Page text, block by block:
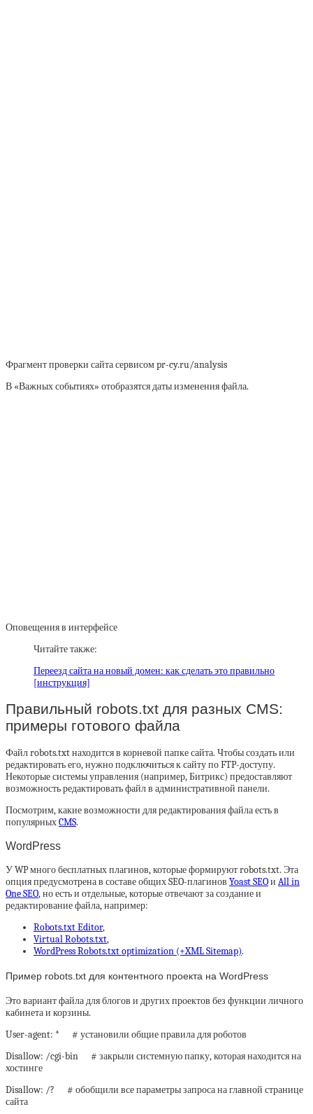
Фрагмент проверки сайта сервисом pr-cy.ru/analysis
В «Важных событиях» отобразятся даты изменения файла.
Оповещения в интерфейсе
Читайте также:
Переезд сайта на новый домен: как сделать это правильно
[инструкция]
Правильный robots.txt для разных CMS:
примеры готового файла
Файл robots.txt находится в корневой папке сайта. Чтобы создать или
редактировать его, нужно подключиться к сайту по FTP-доступу.
Некоторые системы управления (например, Битрикс) предоставляют
возможность редактировать файл в административной панели.
Посмотрим, какие возможности для редактирования файла есть в
популярныхCMS.
WordPress
У WP много бесплатных плагинов, которые формируют robots.txt. Эта
опция предусмотрена в составе общих SEO-плагинов Yoast SEOи All in
One SEO, но есть и отдельные, которые отвечают за создание и
редактирование файла, например:
Robots.txt Editor,
Virtual Robots.txt,
WordPress Robots.txt optimization (+XML Sitemap).
Пример robots.txt для контентного проекта на WordPress
Это вариант файла для блогов и других проектов без функции личного
кабинета и корзины.
User-agent: * # установили общие правила для роботов
Disallow: /cgi-bin # закрыли системную папку, которая находится на
хостинге
Disallow: /? # обобщили все параметры запроса на главной странице
сайта